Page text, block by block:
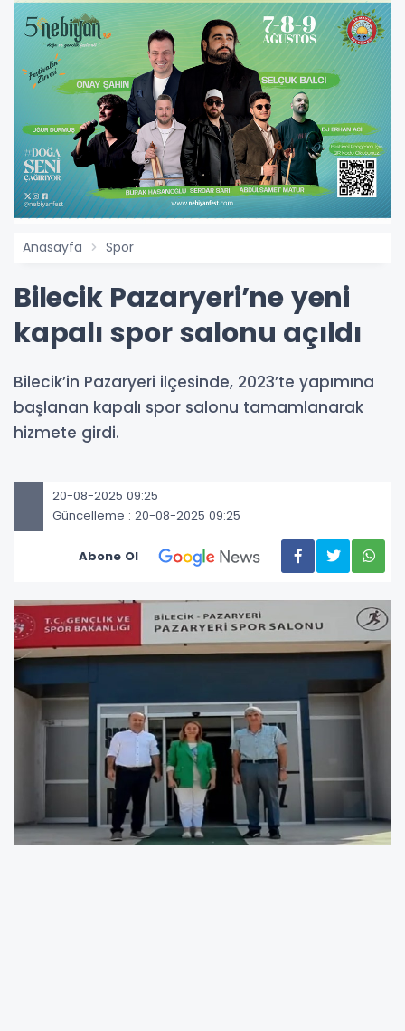
Anasayfa Spor
Bilecik Pazaryeri’ne yeni
kapalı spor salonu açıldı
Bilecik’in Pazaryeri ilçesinde, 2023’te yapımına
başlanan kapalı spor salonu tamamlanarak
hizmete girdi.
20-08-2025 09:25
Güncelleme : 20-08-2025 09:25
Abone Ol